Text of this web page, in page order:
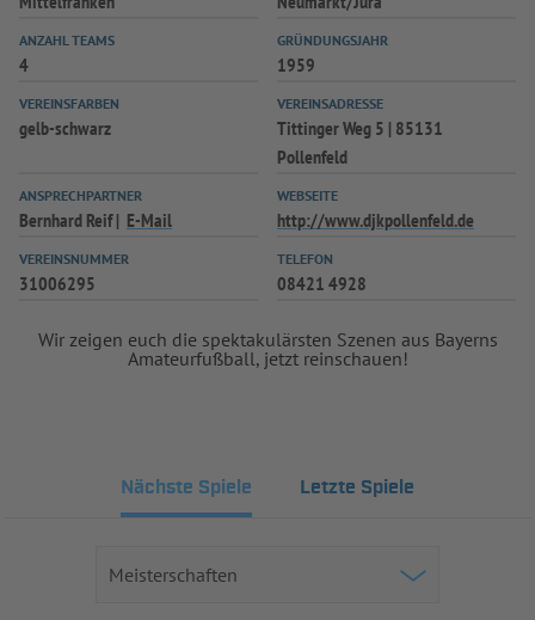
ANZAHL TEAMS
4
GRÜNDUNGSJAHR
1959
VEREINSFARBEN
gelb-schwarz
VEREINSADRESSE
Tittinger Weg 5 | 85131
Pollenfeld
ANSPRECHPARTNER
Bernhard Reif E-Mail
WEBSEITE
http://www.djkpollenfeld.de
VEREINSNUMMER
31006295
TELEFON
08421 4928
Wir zeigen euch die spektakulärsten Szenen aus Bayerns
Amateurfußball, jetzt reinschauen!
Nächste Spiele Letzte Spiele